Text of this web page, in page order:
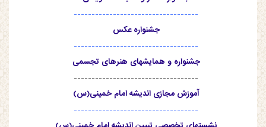
-----------------------------------
جشنواره عکس
-----------------------------------
جشنواره و همایشهای هنرهای تجسمی
-----------------------------------
آموزش مجازی اندیشه امام خمینی(س)
-----------------------------------